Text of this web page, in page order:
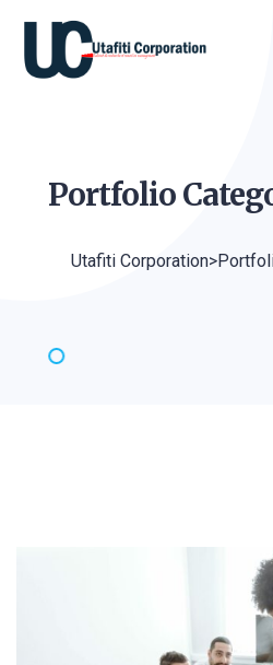
Portfolio
Utafiti Corporation>